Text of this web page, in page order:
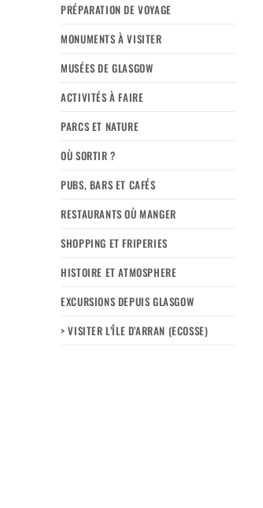
PRÉPARATION DE VOYAGE
MONUMENTS À VISITER
MUSÉES DE GLASGOW
ACTIVITÉS À FAIRE
PARCS ET NATURE
OÙ SORTIR ?
PUBS, BARS ET CAFÉS
RESTAURANTS OÙ MANGER
SHOPPING ET FRIPERIES
HISTOIRE ET ATMOSPHERE
EXCURSIONS DEPUIS GLASGOW
> VISITER L’ÎLE D’ARRAN (ECOSSE)